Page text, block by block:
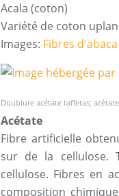
Acala (coton)
Variété de coton
Images: Fibres d'abaca
Doublure acétate taffetas;
Acétate
Fibre artificielle
sur de la cellulose.
cellulose. Fibres en
composition